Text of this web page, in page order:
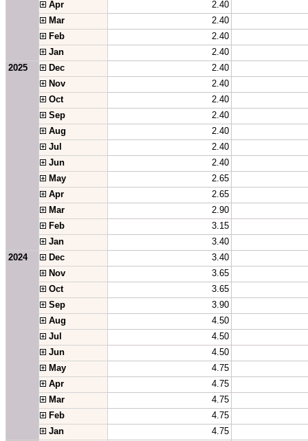
Apr
2.40
Mar
2.40
Feb
2.40
Jan
2.40
2025
Dec
2.40
Nov
2.40
Oct
2.40
Sep
2.40
Aug
2.40
Jul
2.40
Jun
2.40
May
2.65
Apr
2.65
Mar
2.90
Feb
3.15
Jan
3.40
2024
Dec
3.40
Nov
3.65
Oct
3.65
Sep
3.90
Aug
4.50
Jul
4.50
Jun
4.50
May
4.75
Apr
4.75
Mar
4.75
Feb
4.75
Jan
4.75